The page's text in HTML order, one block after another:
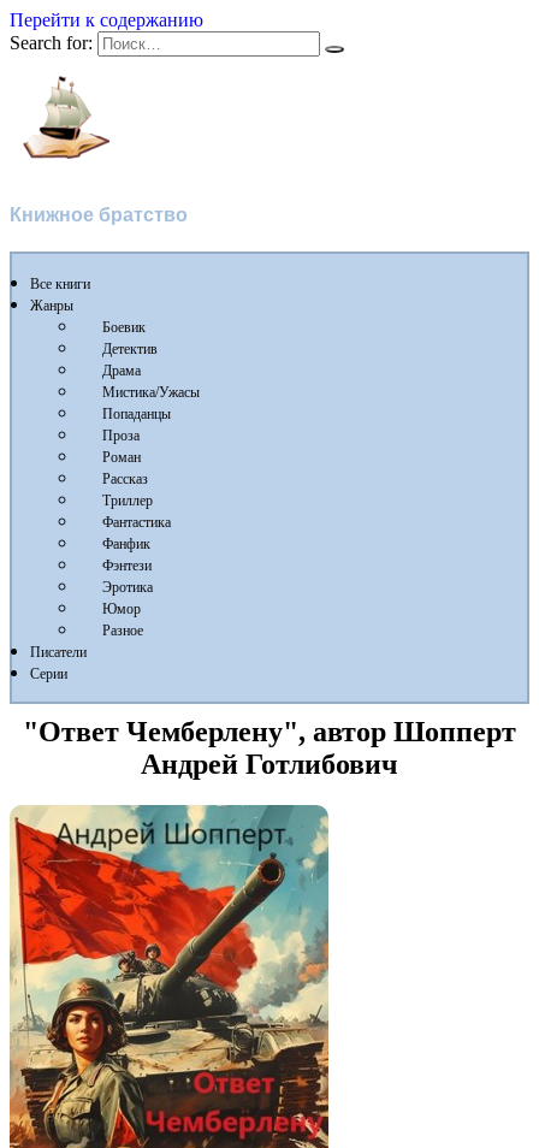
Перейти к содержанию
Search for:
Книжное братство
Все книги
Жанры
Боевик
Детектив
Драма
Мистика/Ужасы
Попаданцы
Проза
Роман
Рассказ
Триллер
Фантастика
Фанфик
Фэнтези
Эротика
Юмор
Разное
Писатели
Серии
"Ответ Чемберлену", автор Шопперт
Андрей Готлибович